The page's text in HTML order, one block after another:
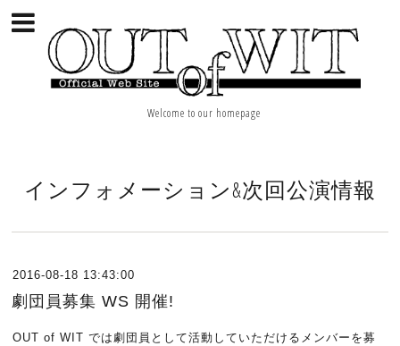
Welcome to our homepage
インフォメーション&次回公演情報
2016-08-18 13:43:00
劇団員募集 WS 開催!
OUT of WIT では劇団員として活動していただけるメンバーを募